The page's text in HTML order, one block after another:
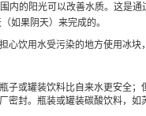
内的阳光可以改善水质。这是
如果阴天）来完成的。
心饮用水受污染的地方使用冰
子或罐装饮料比自来水更安全
密封。瓶装或罐装碳酸饮料，